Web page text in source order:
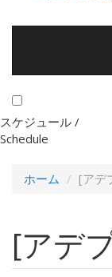
スケジュール /
Schedule
ホーム [アデ
[アデ